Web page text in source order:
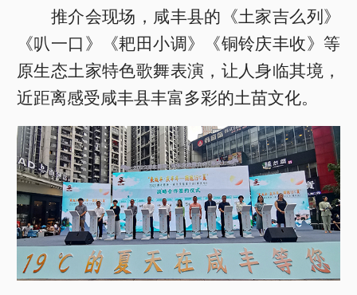
推介会现场，咸丰县的《土家吉么列》
《叭一口》《耙田小调》《铜铃庆丰收》等
原生态土家特色歌舞表演，让人身临其境，
近距离感受咸丰县丰富多彩的土苗文化。